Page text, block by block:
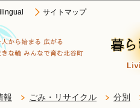
サイトマップ
報 ごみ・リサイクル 分別